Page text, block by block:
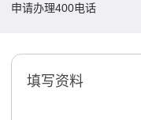
申请办理400电话
填写资料